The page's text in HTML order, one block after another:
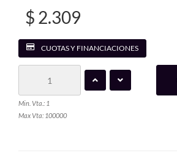
$ 2.309
CUOTAS Y FINANCIACIONES
Min. Vta.: 1
Max Vta: 100000